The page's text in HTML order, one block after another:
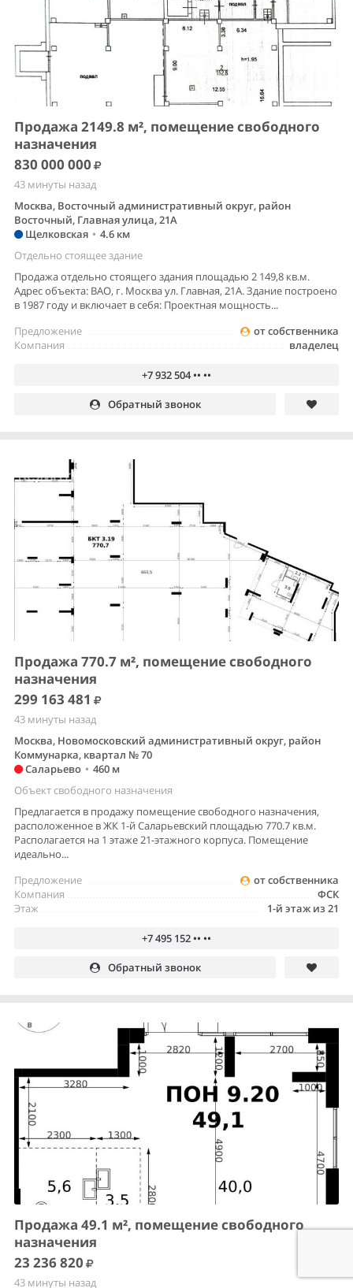
Продажа 2149.8 м², помещение свободного
назначения
830 000 000
43 минуты назад
Москва, Восточный административный округ, район
Восточный, Главная улица, 21А
Щелковская • 4.6 км
Отдельно стоящее здание
Продажа отдельно стоящего здания площадью 2 149,8 кв.м.
Адрес объекта: ВАО, г. Москва ул. Главная, 21А. Здание построено
в 1987 году и включает в себя: Проектная мощность...
от собственника
Предложение
владелец
Компания
+7 932 504 •• ••
Обратный звонок
Продажа 770.7 м², помещение свободного
назначения
299 163 481
43 минуты назад
Москва, Новомосковский административный округ, район
Коммунарка, квартал № 70
Саларьево • 460 м
Объект свободного назначения
Предлагается в продажу помещение свободного назначения,
расположенное в ЖК 1-й Саларьевский площадью 770.7 кв.м.
Располагается на 1 этаже 21-этажного корпуса. Помещение
идеально...
от собственника
Предложение
ФСК
Компания
1-й этаж из 21
Этаж
+7 495 152 •• ••
Обратный звонок
Продажа 49.1 м², помещение свободного
назначения
23 236 820
43 минуты назад